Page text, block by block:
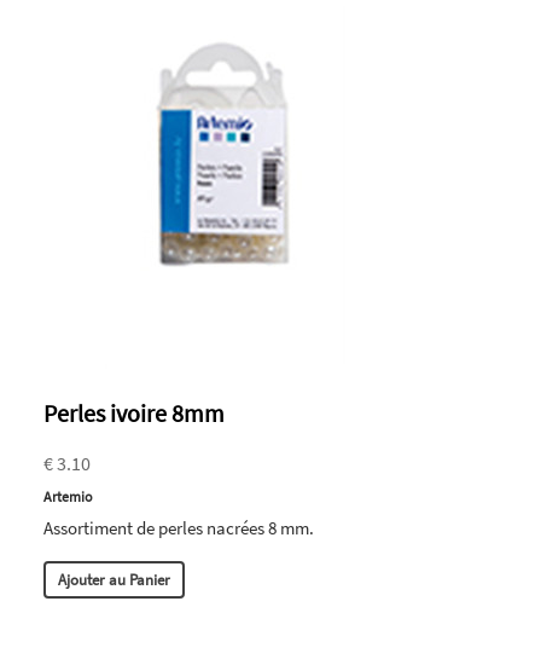
Perles ivoire 8mm
€ 3.10
Artemio
Assortiment de perles nacrées 8 mm.
Ajouter au Panier